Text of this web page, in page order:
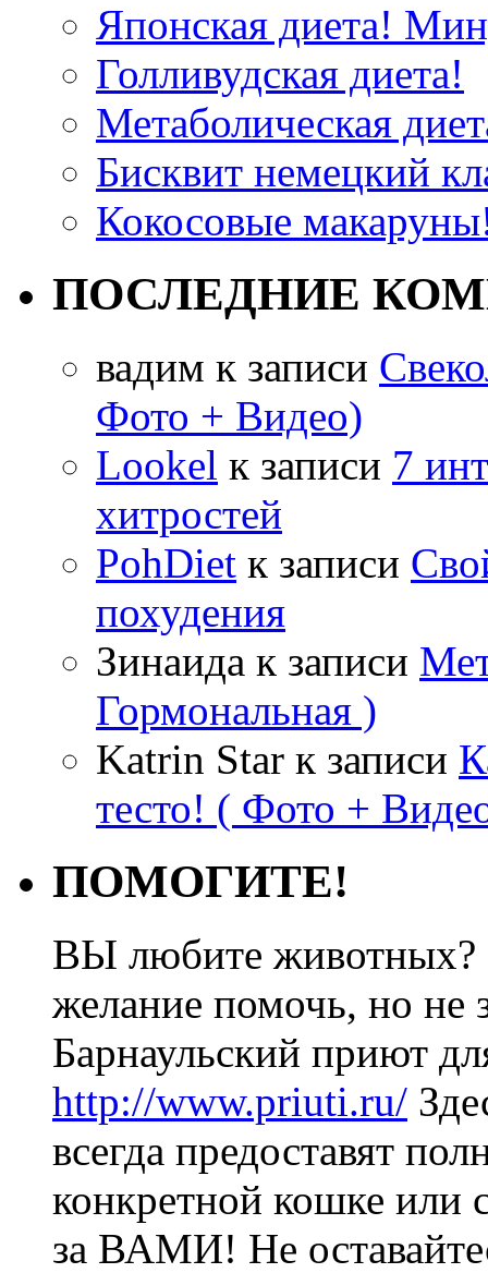
Японская диета!
Голливудская диета!
Метаболическая
Бисквит немецкий
Кокосовые
ПОСЛЕДНИЕ
вадим к записи
Фото + Видео)
Lookel к записи 7
хитростей
PohDiet к записи
похудения
Зинаида к записи
Гормональная )
Katrin Star к записи
тесто! ( Фото +
ПОМОГИТЕ!
ВЫ любите животных?
желание помочь, но не
Барнаульский приют
http://www.priuti.ru/
всегда предоставят
конкретной кошке или
за ВАМИ! Не